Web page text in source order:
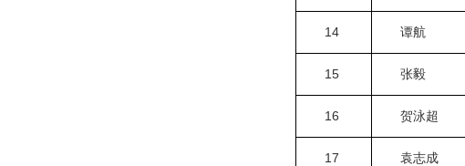
14 谭航
15 张毅
16 贺泳超
17 袁志成